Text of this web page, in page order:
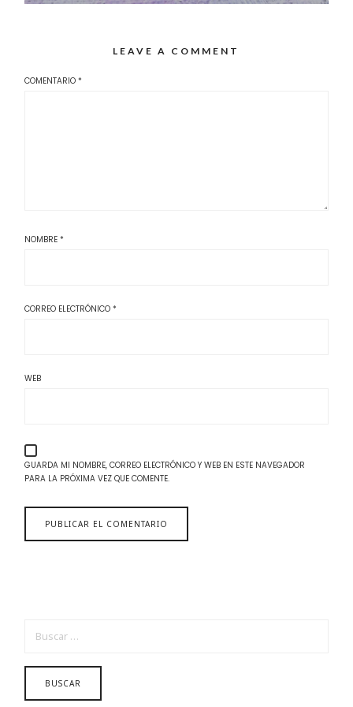
LEAVE A COMMENT
COMENTARIO*
NOMBRE*
CORREO ELECTRÓNICO*
WEB
GUARDA MI NOMBRE, CORREO ELECTRÓNICO Y WEB EN ESTE NAVEGADOR
PARA LA PRÓXIMA VEZ QUE COMENTE.